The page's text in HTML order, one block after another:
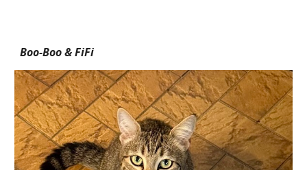
Boo-Boo & FiFi